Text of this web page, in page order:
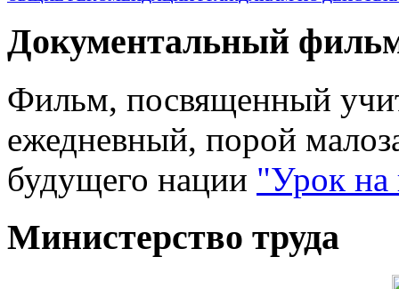
Документальный
Фильм, посвященный
ежедневный, порой
будущего нации "Урок
Министерство труда